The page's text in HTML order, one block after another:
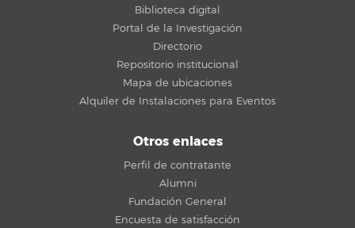
Biblioteca digital
Portal de la Investigación
Directorio
Repositorio institucional
Mapa de ubicaciones
Alquiler de Instalaciones para Eventos
Otros enlaces
Perfil de contratante
Alumni
Fundación General
Encuesta de satisfacción